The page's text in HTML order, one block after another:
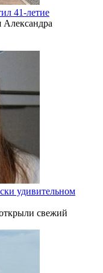
41-летие
Александра
удивительном
свежий